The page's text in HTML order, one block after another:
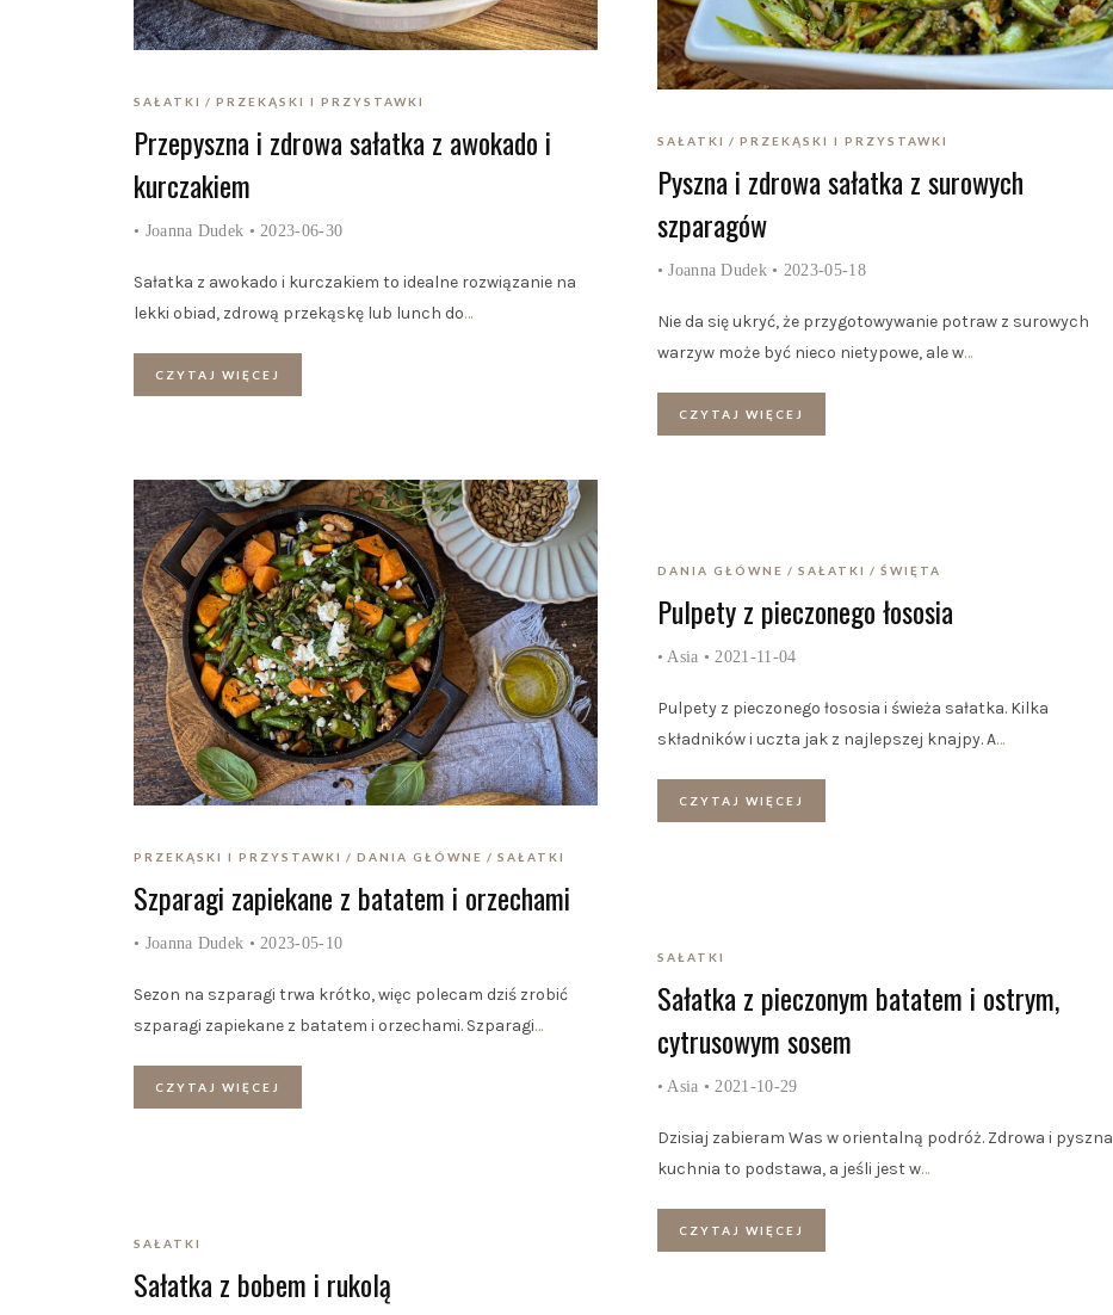
SAŁATKI PRZEKĄSKI I PRZYSTAWKI
Przepyszna i zdrowa sałatka z awokado i
kurczakiem
• Joanna Dudek • 2023-06-30
Sałatka z awokado i kurczakiem to idealne rozwiązanie na
lekki obiad, zdrową przekąskę lub lunch do…
CZYTAJ WIĘCEJ
SAŁATKI PRZEKĄSKI I PRZYSTAWKI
Pyszna i zdrowa sałatka z surowych
szparagów
•Joanna Dudek • 2023-05-18
Nie da się ukryć, że przygotowywanie potraw z surowych
warzyw może być nieco nietypowe, ale w…
CZYTAJ WIĘCEJ
PRZEKĄSKI I PRZYSTAWKI DANIA GŁÓWNE SAŁATKI
Szparagi zapiekane z batatem i orzechami
• Joanna Dudek • 2023-05-10
Sezon na szparagi trwa krótko, więc polecam dziś zrobić
szparagi zapiekane z batatem i orzechami. Szparagi…
CZYTAJ WIĘCEJ
DANIA GŁÓWNE SAŁATKI ŚWIĘTA
Pulpety z pieczonego łososia
• Asia • 2021-11-04
Pulpety z pieczonego łososia i świeża sałatka. Kilka
składników i uczta jak z najlepszej knajpy. A…
CZYTAJ WIĘCEJ
SAŁATKI
Sałatka z pieczonym batatem i ostrym,
cytrusowym sosem
• Asia • 2021-10-29
Dzisiaj zabieram Was w orientalną podróż. Zdrowa i pyszna
kuchnia to podstawa, a jeśli jest w…
CZYTAJ WIĘCEJ
SAŁATKI
Sałatka z bobem i rukolą